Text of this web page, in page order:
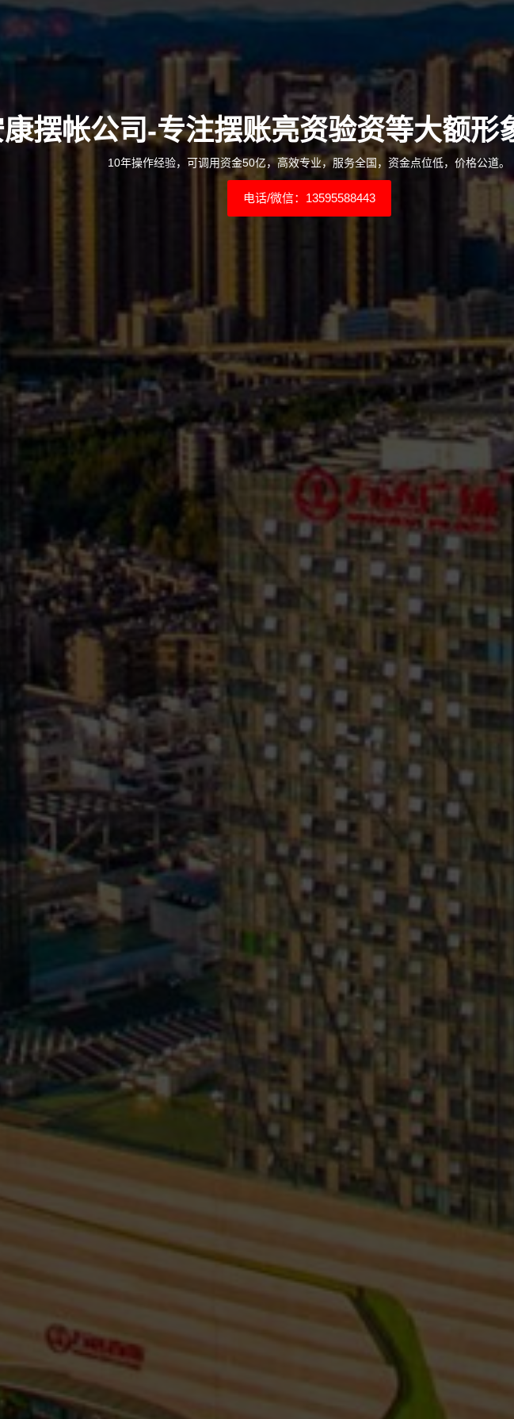
摆帐公司-专注摆账亮资验资等大额形
10年操作经验，可调用资金50亿，高效专业，服务全国，资金点位低，价格公道。
电话/微信：13595588443